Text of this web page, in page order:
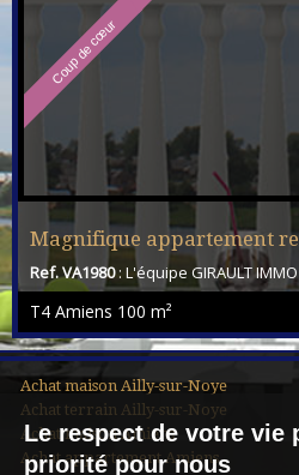
Coup de cœur
Magnifique appartement
Ref. VA1980: L'équipe GIRAULT
magnifique appartement refait
vue imprenable sur la Cathédrale et
Entrée, espace à vivre très
grand wc avec buanderie, bureau et
prisé - Velux et stores neufs -
toiture refaite - doubl...
T4 Amiens 100 m²
Achat maison Ailly-sur-Noye
Achat terrain Ailly-sur-Noye
Achat maison Amiens
Achat appartement Amiens
Le respect de votre vie
priorité pour nous